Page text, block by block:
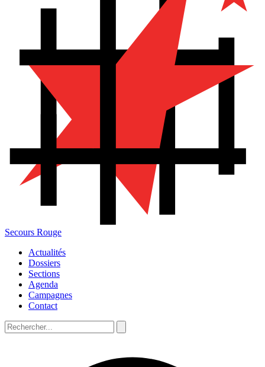
Secours Rouge
Actualités
Dossiers
Sections
Agenda
Campagnes
Contact